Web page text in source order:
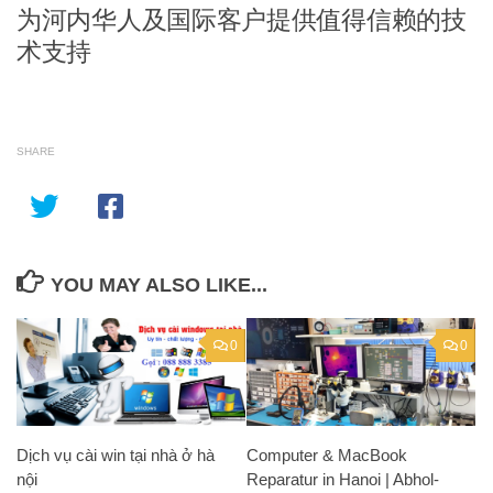
为河内华人及国际客户提供值得信赖的技
术支持
SHARE
YOU MAY ALSO LIKE...
0
Dịch vụ cài win tại nhà ở hà
nội
0
Computer & MacBook
Reparatur in Hanoi | Abhol-